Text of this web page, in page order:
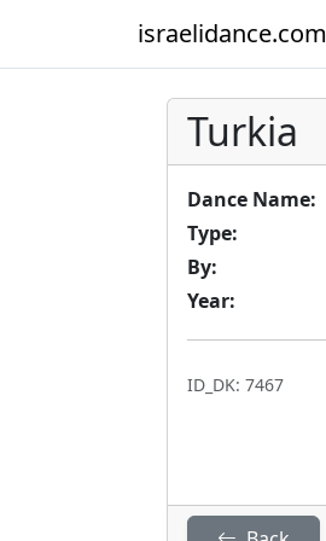
israelidance.com
Turkia
Dance Name:
Type:
By:
Year:
ID_DK: 7467